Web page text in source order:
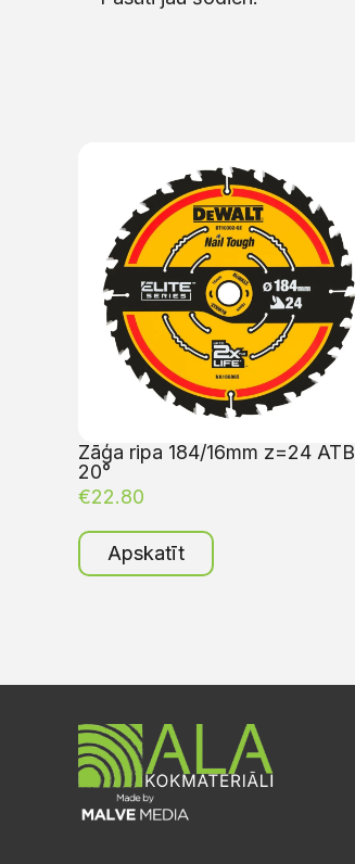
Zāģa ripa 184/16mm z=24 ATB
20°
€22.80
Apskatīt